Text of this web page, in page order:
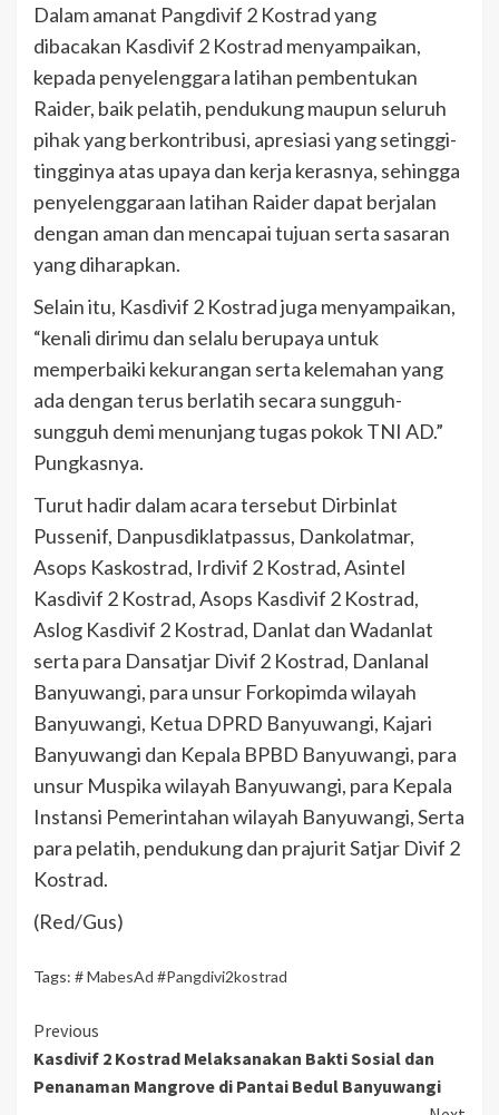
Dalam amanat Pangdivif 2 Kostrad yang
dibacakan Kasdivif 2 Kostrad menyampaikan,
kepada penyelenggara latihan pembentukan
Raider, baik pelatih, pendukung maupun seluruh
pihak yang berkontribusi, apresiasi yang setinggi-
tingginya atas upaya dan kerja kerasnya, sehingga
penyelenggaraan latihan Raider dapat berjalan
dengan aman dan mencapai tujuan serta sasaran
yang diharapkan.
Selain itu, Kasdivif 2 Kostrad juga menyampaikan,
“kenali dirimu dan selalu berupaya untuk
memperbaiki kekurangan serta kelemahan yang
ada dengan terus berlatih secara sungguh-
sungguh demi menunjang tugas pokok TNI AD.”
Pungkasnya.
Turut hadir dalam acara tersebut Dirbinlat
Pussenif, Danpusdiklatpassus, Dankolatmar,
Asops Kaskostrad, Irdivif 2 Kostrad, Asintel
Kasdivif 2 Kostrad, Asops Kasdivif 2 Kostrad,
Aslog Kasdivif 2 Kostrad, Danlat dan Wadanlat
serta para Dansatjar Divif 2 Kostrad, Danlanal
Banyuwangi, para unsur Forkopimda wilayah
Banyuwangi, Ketua DPRD Banyuwangi, Kajari
Banyuwangi dan Kepala BPBD Banyuwangi, para
unsur Muspika wilayah Banyuwangi, para Kepala
Instansi Pemerintahan wilayah Banyuwangi, Serta
para pelatih, pendukung dan prajurit Satjar Divif 2
Kostrad.
(Red/Gus)
Tags: # MabesAd #Pangdivi2kostrad
Previous
Kasdivif 2 Kostrad Melaksanakan Bakti Sosial dan
Penanaman Mangrove di Pantai Bedul Banyuwangi